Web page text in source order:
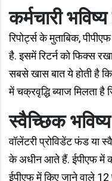
कर्मचारी
रिपोर्ट्स के मुताबिक,
है. इसमें रिटर्न को फिक्स
सबसे खास बात ये होती है
में चक्रवृद्धि ब्याज मिलता
स्वैच्छिक
वॉलेंटरी प्रोविडेंट फंड या
के अधीन आते हैं. ईपीएफ में
ईपीएफ में किए जाने वाले 12